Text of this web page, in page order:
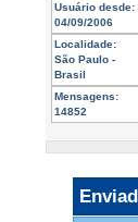
Usuário desde:
04/09/2006
Localidade:
São Paulo -
Brasil
Mensagens:
14852